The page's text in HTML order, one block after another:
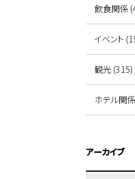
飲食関係
イベント
観光 (315)
ホテル関
アーカイブ